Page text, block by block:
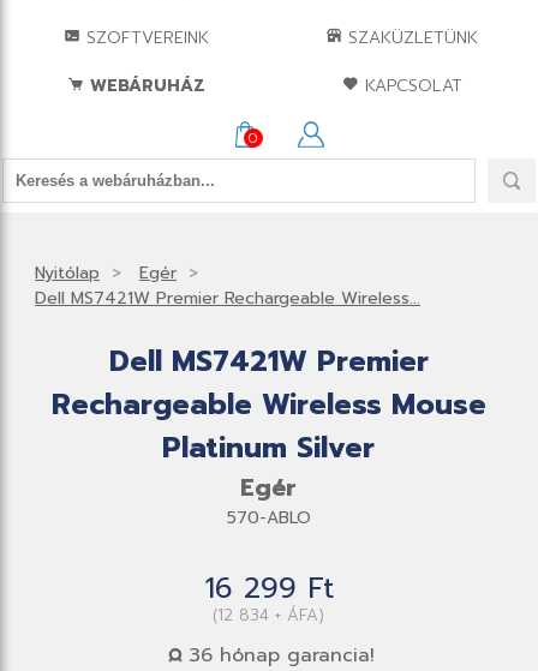
SZOFTVEREINK
SZAKÜZLETÜNK
WEBÁRUHÁZ
KAPCSOLAT
0
Nyitólap
Egér
Dell MS7421W Premier Rechargeable Wireless...
Dell MS7421W Premier
Rechargeable Wireless Mouse
Platinum Silver
Egér
570-ABLO
16 299 Ft
(12 834 + ÁFA)
36 hónap garancia!